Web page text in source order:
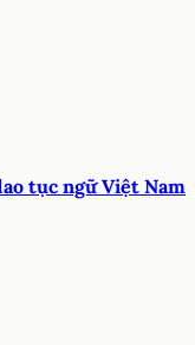
tục ngữ Việt Nam